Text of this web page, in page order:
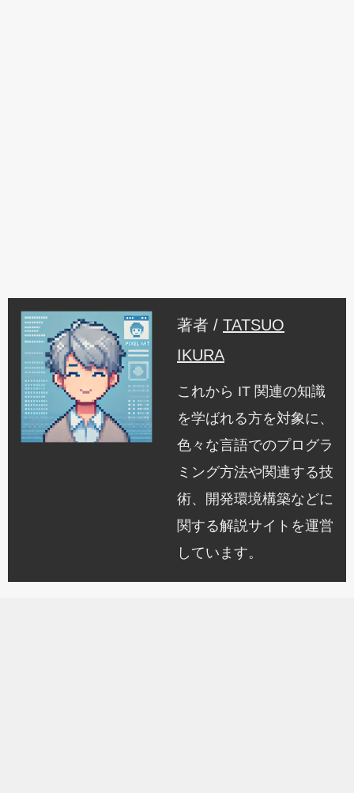
著者 / TATSUO
IKURA
これから IT 関連の知識
を学ばれる方を対象に、
色々な言語でのプログラ
ミング方法や関連する技
術、開発環境構築などに
関する解説サイトを運営
しています。